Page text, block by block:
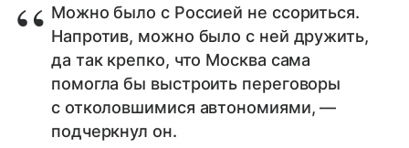
Можно было с Россией не ссориться.
Напротив, можно было с ней дружить,
да так крепко, что Москва сама
помогла бы выстроить переговоры
с отколовшимися автономиями, —
подчеркнул он.